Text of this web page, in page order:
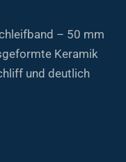
– 50 mm
Keramik
und deutlich